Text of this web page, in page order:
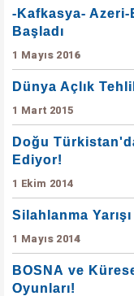
-Kafkasya- Azeri-
Başladı
1 Mayıs 2016
Dünya Açlık
1 Mart 2015
Doğu
Ediyor!
1 Ekim 2014
Silahlanma
1 Mayıs 2014
BOSNA ve
Oyunları!